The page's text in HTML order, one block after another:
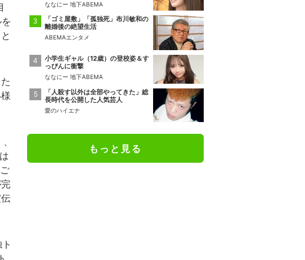
ななにー 地下ABEMA
「ゴミ屋敷」「孤独死」布川敏和の
離婚後の絶望生活
ABEMAエンタメ
小学生ギャル（12歳）の登校姿＆す
っぴんに衝撃
ななにー 地下ABEMA
「人殺す以外は全部やってきた」総
長時代を公開した人気芸人
愛のハイエナ
もっと見る